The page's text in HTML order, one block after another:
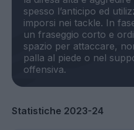
spesso l’anticipo ed
imporsi nei tackle. In
un fraseggio corto e
spazio per attaccare,
palla al piede o nel
Statistiche 2023-24